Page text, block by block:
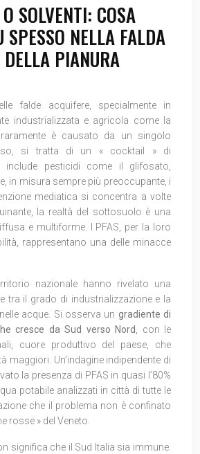
SOLVENTI: COSA
SPESSO NELLA FALDA
PIANURA
falde acquifere, specialmente in
industrializzata e agricola come la
è causato da un singolo
si tratta di un « cocktail » di
include pesticidi come il glifosato,
in misura sempre più preoccupante, i
mediatica si concentra a volte
la realtà del sottosuolo è una
e multiforme. I PFAS, per la loro
rappresentano una delle minacce
nazionale hanno rivelato una
tra il grado di industrializzazione e la
acque. Si osserva un gradiente di
cresce da Sud verso Nord, con le
cuore produttivo del paese, che
maggiori. Un’indagine indipendente di
la presenza di PFAS in quasi l’80%
potabile analizzati in città di tutte le
che il problema non è confinato
rosse » del Veneto.
significa che il Sud Italia sia immune.